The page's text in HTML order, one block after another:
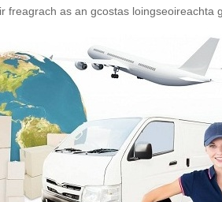
freagrach as an gcostas loingseoireachta